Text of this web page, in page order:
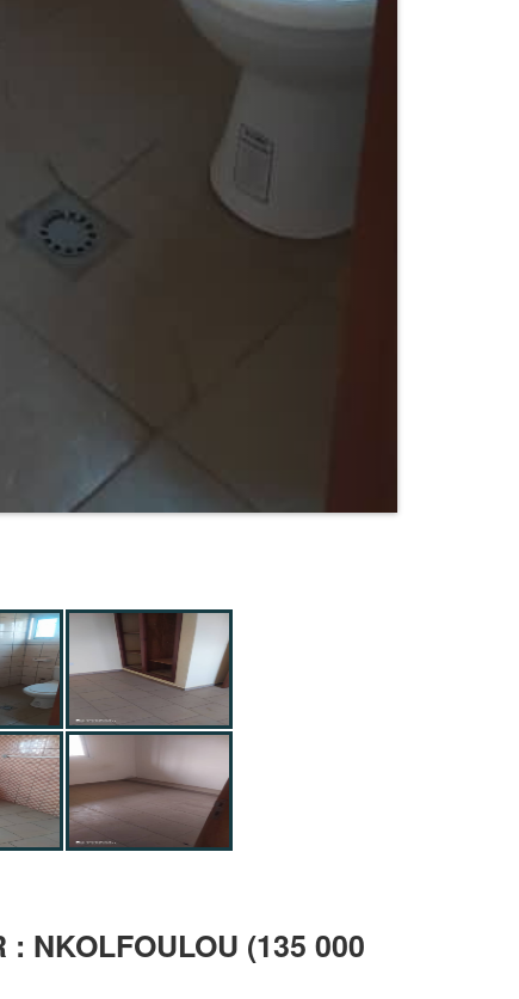
NKOLFOULOU (135 000